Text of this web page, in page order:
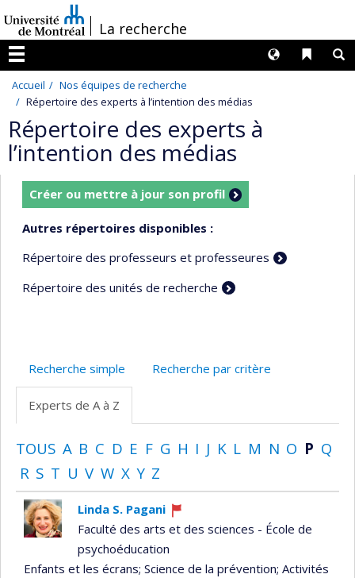
au
contenu
/La recherche
Menu
Liens
Langues
Accueil
Nos équipes de recherche
Répertoire des experts à l’intention des médias
Répertoire des experts à
l’intention des médias
Créer ou mettre à jour son profil
Autres répertoires disponibles :
Répertoire des professeurs et professeures
Répertoire des unités de recherche
Recherche simple Recherche par critère
Experts de A à Z
TOUS A B C D E F G H I J K L M N O P Q
R S T U V W X Y Z
Linda S. Pagani
Ce
recrute
Faculté des arts et des sciences - École de
psychoéducation
Enfants et les écrans; Science de la prévention; Activités